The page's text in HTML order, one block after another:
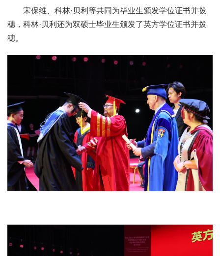
宋保维、科林·贝利等共同为毕业生颁发学位证书并拨
穗，科林·贝利还为双硕士毕业生颁发了英方学位证书并拨
穗。